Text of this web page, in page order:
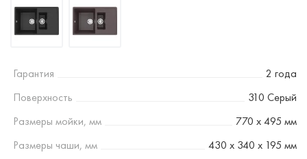
Гарантия
2 года
Поверхность
310 Серый
Размеры мойки, мм
770 х 495 мм
Размеры чаши, мм
430 х 340 х 195 мм